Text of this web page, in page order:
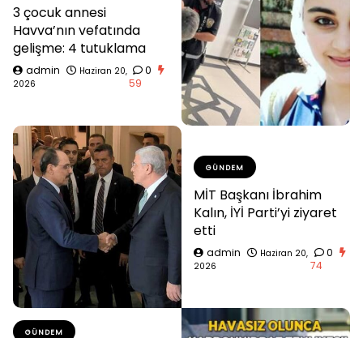
3 çocuk annesi
Havva’nın vefatında
gelişme: 4 tutuklama
admin
Haziran 20,
2026
0
59
GÜNDEM
MİT Başkanı İbrahim
Kalın, İYİ Parti’yi ziyaret
etti
admin
Haziran 20,
2026
0
74
GÜNDEM